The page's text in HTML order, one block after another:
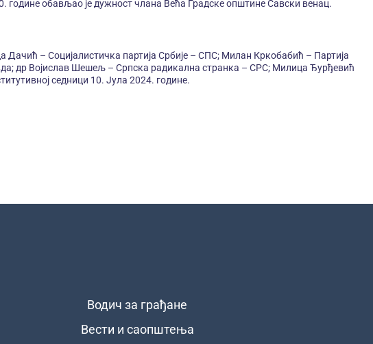
обављао је дужност члана Већа Градске општине Савски венац.
– Социјалистичка партија Србије – СПС; Милан Кркобабић – Партија
др Војислав Шешељ – Српска радикална странка – СРС; Милица Ђурђевић
седници 10. Јула 2024. године.
Водич за грађане
Вести и саопштења